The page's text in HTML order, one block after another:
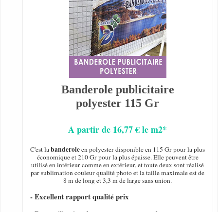
Banderole publicitaire
polyester 115 Gr
A partir de 16,77 € le m2*
C'est labanderoleen polyester disponible en 115 Gr pour la plus
économique et 210 Gr pour la plus épaisse. Elle peuvent être
utilisé en intérieur comme en extérieur, et toute deux sont réalisé
par sublimation couleur qualité photo et la taille maximale est de
8 m de long et 3,3 m de large sans union.
- Excellent rapport qualité prix